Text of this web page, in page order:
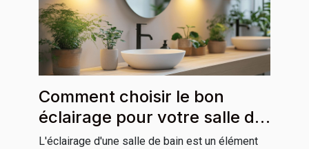
Comment choisir le bon
éclairage pour votre salle de
bain
L'éclairage d'une salle de bain est un élément